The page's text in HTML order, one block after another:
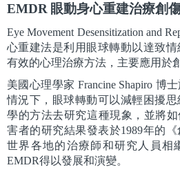
EMDR 眼動身心重建治療創
Eye Movement Desensitization and
心重建法是利用眼球轉動以達致
有效的心理治療方法，主要應用於
美國心理學家 Francine Shapiro 博士
情況下，眼球轉動可以減輕困擾
學的方法去研究這種現象，並將
害者的研究結果發表於1989年的《
世界各地的治療師和研究人員相
EMDR得以發展和演變。